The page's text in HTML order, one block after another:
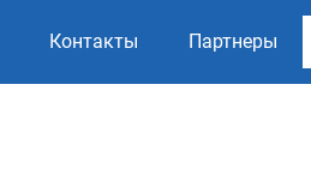
Контакты Партнеры